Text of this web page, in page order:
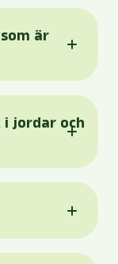
är
i jordar och